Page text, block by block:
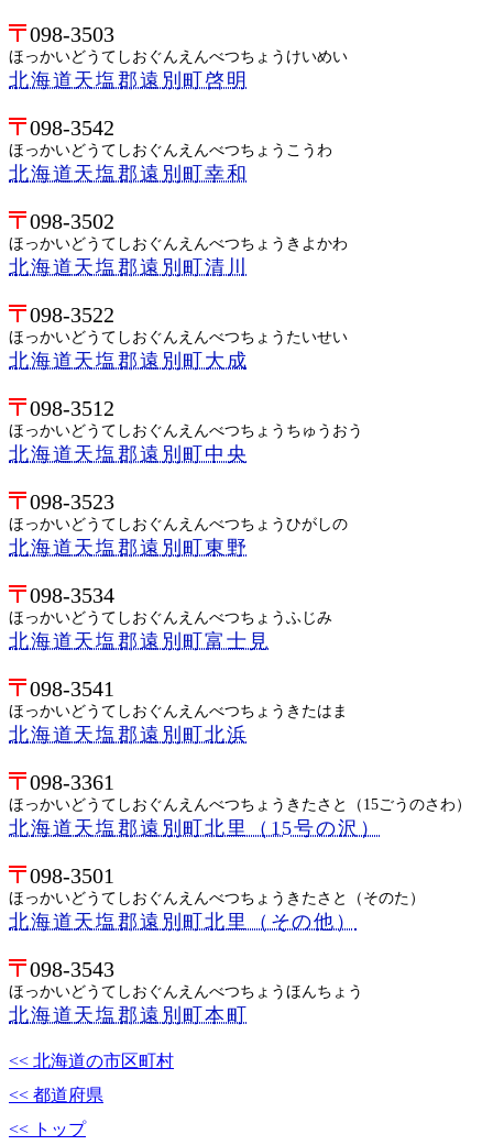
098-3503
ほっかいどうてしおぐんえんべつちょうけいめい
北海道天塩郡遠別町啓明
098-3542
ほっかいどうてしおぐんえんべつちょうこうわ
北海道天塩郡遠別町幸和
098-3502
ほっかいどうてしおぐんえんべつちょうきよかわ
北海道天塩郡遠別町清川
098-3522
ほっかいどうてしおぐんえんべつちょうたいせい
北海道天塩郡遠別町大成
098-3512
ほっかいどうてしおぐんえんべつちょうちゅうおう
北海道天塩郡遠別町中央
098-3523
ほっかいどうてしおぐんえんべつちょうひがしの
北海道天塩郡遠別町東野
098-3534
ほっかいどうてしおぐんえんべつちょうふじみ
北海道天塩郡遠別町富士見
098-3541
ほっかいどうてしおぐんえんべつちょうきたはま
北海道天塩郡遠別町北浜
098-3361
ほっかいどうてしおぐんえんべつちょうきたさと（15ごうのさわ）
北海道天塩郡遠別町北里（15号の沢）
098-3501
ほっかいどうてしおぐんえんべつちょうきたさと（そのた）
北海道天塩郡遠別町北里（その他）
098-3543
ほっかいどうてしおぐんえんべつちょうほんちょう
北海道天塩郡遠別町本町
<< 北海道の市区町村
<< 都道府県
<< トップ